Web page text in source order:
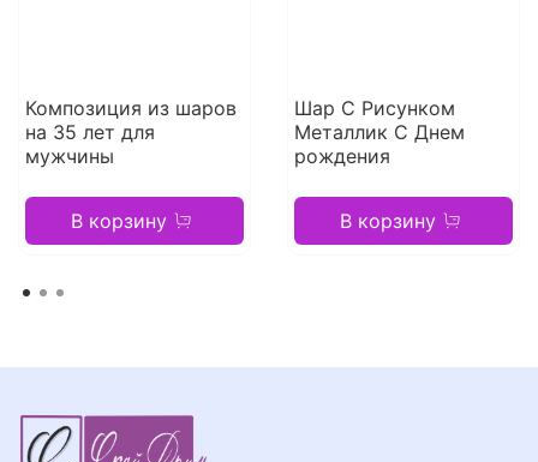
Композиция из шаров
на 35 лет для
мужчины
В корзину
Шар С Рисунком
Металлик С Днем
рождения
В корзину